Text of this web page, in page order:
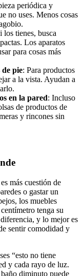
periódica y
no uses. Menos cosas
los tienes, busca
Los aparatos
para cosas más
de pie: Para productos
a la vista. Ayudan a
en la pared: Incluso
de productos de
y rincones sin
más cuestión de
o gastar un
los muebles
tenga su
y lo mejor es
sentir comodidad y
“esto no tiene
y cada rayo de luz.
diminuto puede